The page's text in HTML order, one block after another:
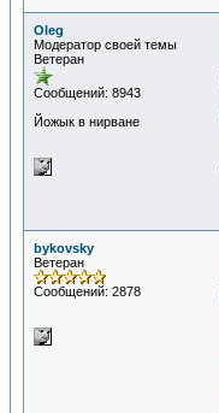
Oleg
Модератор своей темы
Ветеран
Сообщений: 8943
Йожык в нирване
bykovsky
Ветеран
Сообщений: 2878